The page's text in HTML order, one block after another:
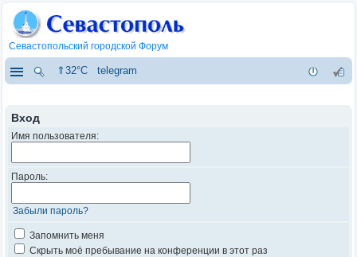
Севастопольский городской Форум
⇑32°C telegram
Вход
Имя пользователя:
Пароль:
Забыли пароль?
Запомнить меня
Скрыть моё пребывание на конференции в этот раз